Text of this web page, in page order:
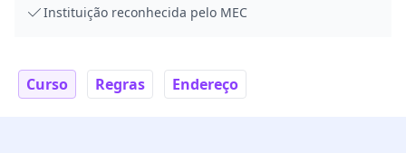
Instituição reconhecida pelo MEC
Curso Regras Endereço